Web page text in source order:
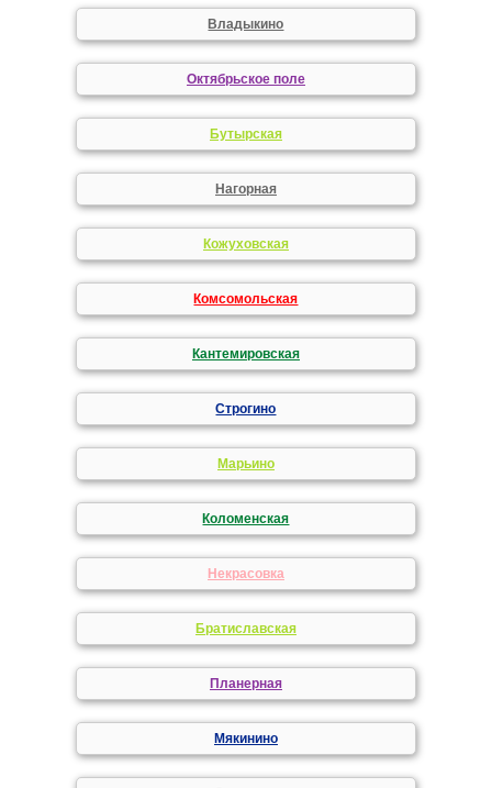
Владыкино
Октябрьское поле
Бутырская
Нагорная
Кожуховская
Комсомольская
Кантемировская
Строгино
Марьино
Коломенская
Некрасовка
Братиславская
Планерная
Мякинино